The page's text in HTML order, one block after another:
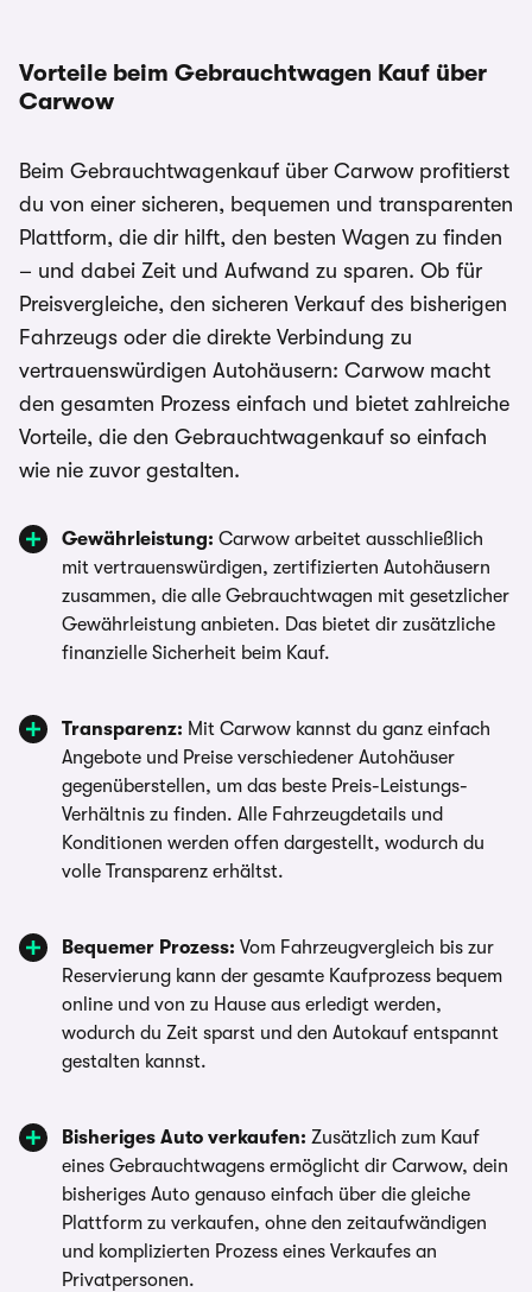
Vorteile beim Gebrauchtwagen Kauf über
Carwow
Beim Gebrauchtwagenkauf über Carwow profitierst
du von einer sicheren, bequemen und transparenten
Plattform, die dir hilft, den besten Wagen zu finden
– und dabei Zeit und Aufwand zu sparen. Ob für
Preisvergleiche, den sicheren Verkauf des bisherigen
Fahrzeugs oder die direkte Verbindung zu
vertrauenswürdigen Autohäusern: Carwow macht
den gesamten Prozess einfach und bietet zahlreiche
Vorteile, die den Gebrauchtwagenkauf so einfach
wie nie zuvor gestalten.
Gewährleistung: Carwow arbeitet ausschließlich
mit vertrauenswürdigen, zertifizierten Autohäusern
zusammen, die alle Gebrauchtwagen mit gesetzlicher
Gewährleistung anbieten. Das bietet dir zusätzliche
finanzielle Sicherheit beim Kauf.
Transparenz: Mit Carwow kannst du ganz einfach
Angebote und Preise verschiedener Autohäuser
gegenüberstellen, um das beste Preis-Leistungs-
Verhältnis zu finden. Alle Fahrzeugdetails und
Konditionen werden offen dargestellt, wodurch du
volle Transparenz erhältst.
Bequemer Prozess: Vom Fahrzeugvergleich bis zur
Reservierung kann der gesamte Kaufprozess bequem
online und von zu Hause aus erledigt werden,
wodurch du Zeit sparst und den Autokauf entspannt
gestalten kannst.
Bisheriges Auto verkaufen: Zusätzlich zum Kauf
eines Gebrauchtwagens ermöglicht dir Carwow, dein
bisheriges Auto genauso einfach über die gleiche
Plattform zu verkaufen, ohne den zeitaufwändigen
und komplizierten Prozess eines Verkaufes an
Privatpersonen.